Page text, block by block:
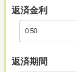
返済金利
返済期間